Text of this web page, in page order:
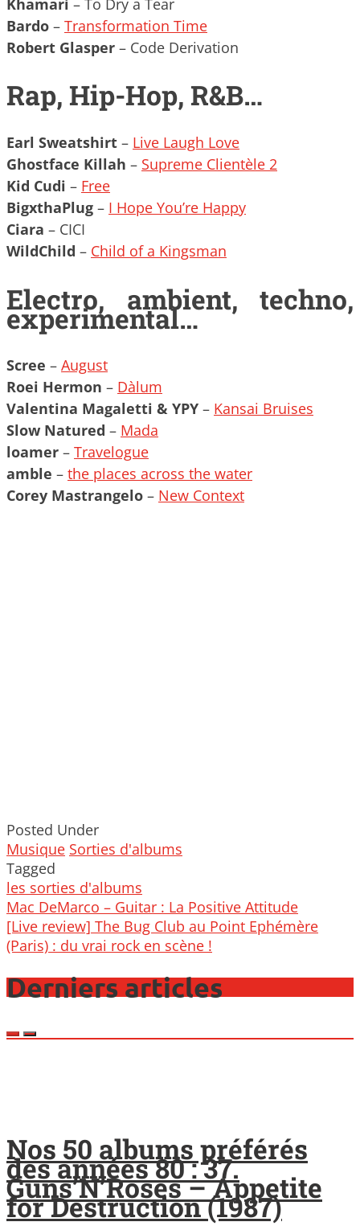
Bardo – Transformation Time
Robert Glasper – Code Derivation
Rap, Hip-Hop, R&B…
Earl Sweatshirt – Live Laugh Love
Ghostface Killah – Supreme Clientèle 2
Kid Cudi – Free
BigxthaPlug – I Hope You’re Happy
Ciara – CICI
WildChild – Child of a Kingsman
Electro, ambient, techno,
experimental…
Scree – August
Roei Hermon – Dàlum
Valentina Magaletti & YPY – Kansai Bruises
Slow Natured – Mada
loamer – Travelogue
amble – the places across the water
Corey Mastrangelo – New Context
Posted Under
Musique Sorties d'albums
Tagged
les sorties d'albums
Post
navigation
Mac DeMarco – Guitar : La Positive Attitude
[Live review] The Bug Club au Point Ephémère
(Paris) : du vrai rock en scène !
Derniers articles
Nos 50 albums préférés
des années 80 : 37.
Guns’N’Roses – Appetite
for Destruction (1987)